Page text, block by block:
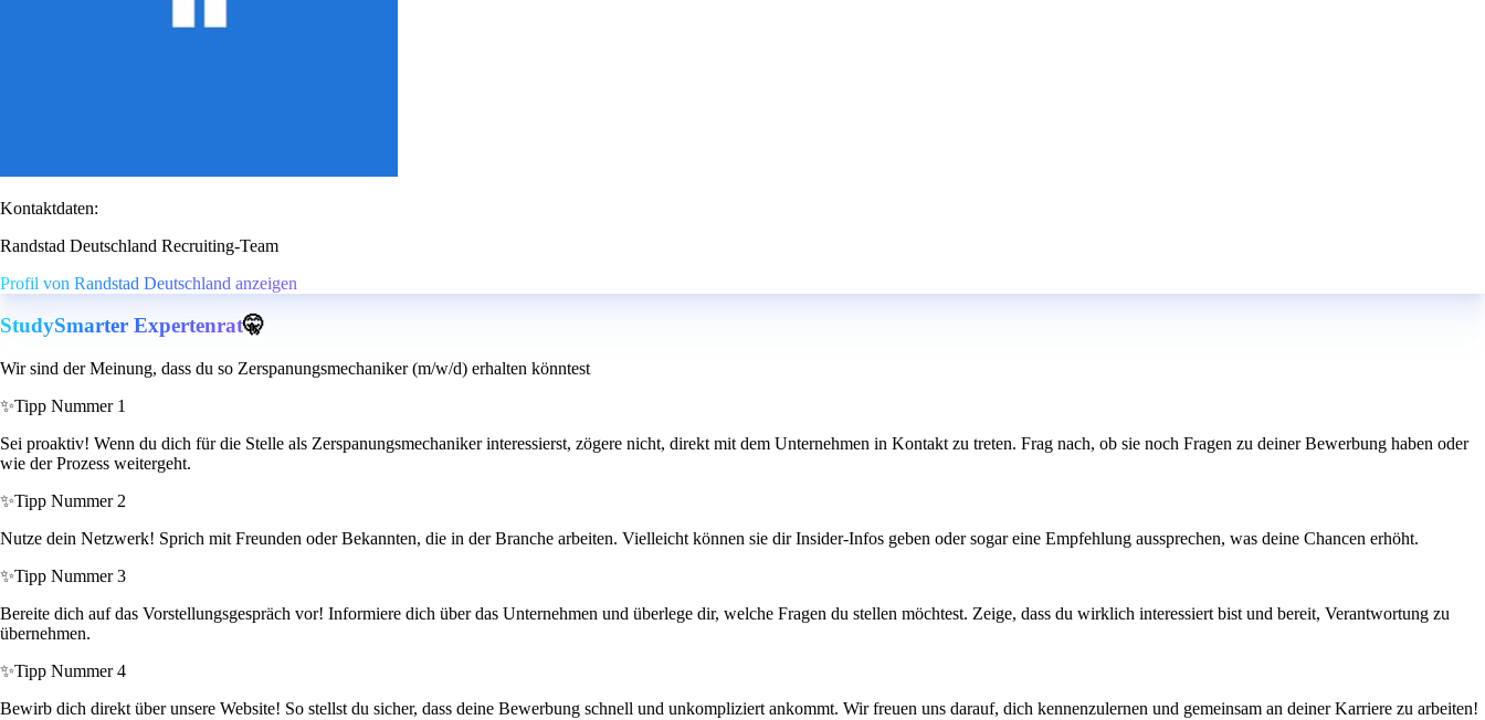
Kontaktdaten:
Randstad Deutschland Recruiting-Team
Profil von Randstad Deutschland anzeigen
StudySmarter Expertenrat🤫
Wir sind der Meinung, dass du so Zerspanungsmechaniker (m/w/d) erhalten könntest
✨Tipp Nummer 1
Sei proaktiv! Wenn du dich für die Stelle als Zerspanungsmechaniker interessierst, zögere nicht, direkt mit dem Unternehmen in Kontakt zu treten. Frag nach, ob sie noch Fragen zu deiner Bewerbung haben oder
wie der Prozess weitergeht.
✨Tipp Nummer 2
Nutze dein Netzwerk! Sprich mit Freunden oder Bekannten, die in der Branche arbeiten. Vielleicht können sie dir Insider-Infos geben oder sogar eine Empfehlung aussprechen, was deine Chancen erhöht.
✨Tipp Nummer 3
Bereite dich auf das Vorstellungsgespräch vor! Informiere dich über das Unternehmen und überlege dir, welche Fragen du stellen möchtest. Zeige, dass du wirklich interessiert bist und bereit, Verantwortung zu
übernehmen.
✨Tipp Nummer 4
Bewirb dich direkt über unsere Website! So stellst du sicher, dass deine Bewerbung schnell und unkompliziert ankommt. Wir freuen uns darauf, dich kennenzulernen und gemeinsam an deiner Karriere zu arbeiten!